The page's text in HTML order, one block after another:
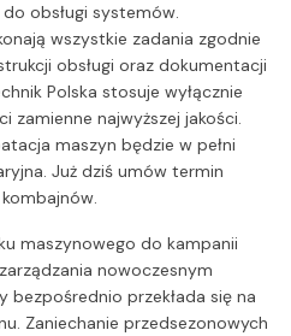
obsługi systemów.
wszystkie zadania zgodnie
obsługi oraz dokumentacji
Polska stosuje wyłącznie
zamienne najwyższej jakości.
maszyn będzie w pełni
Już dziś umów termin
maszynowego do kampanii
nowoczesnym
przekłada się na
Zaniechanie przedsezonowych